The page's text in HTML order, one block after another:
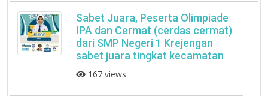
Sabet Juara, Peserta Olimpiade
IPA dan Cermat (cerdas cermat)
dari SMP Negeri 1 Krejengan
sabet juara tingkat kecamatan
167 views